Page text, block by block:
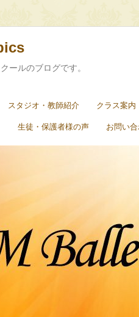
ールのブログです。
スタジオ・教師紹介 クラス案内
生徒・保護者様の声 お問い